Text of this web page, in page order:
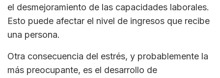
el desmejoramiento de las capacidades laborales.
Esto puede afectar el nivel de ingresos que recibe
una persona.
Otra consecuencia del estrés, y probablemente la
más preocupante, es el desarrollo de